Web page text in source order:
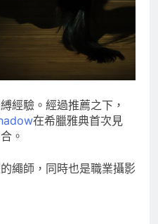
經驗。經過推薦之下，
在希臘雅典首次見
。
繩師，同時也是職業攝影